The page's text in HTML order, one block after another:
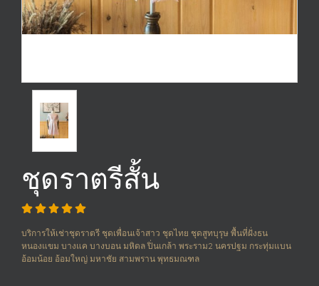
ชุดราตรีสั้น
บริการให้เช่าชุดราตรี ชุดเพื่อนเจ้าสาว ชุดไทย ชุดสูทบุรุษ พื้นที่ฝั่งธน
หนองแขม บางแค บางบอน มหิดล ปิ่นเกล้า พระราม2 นครปฐม กระทุ่มแบน
อ้อมน้อย อ้อมใหญ่ มหาชัย สามพราน พุทธมณฑล